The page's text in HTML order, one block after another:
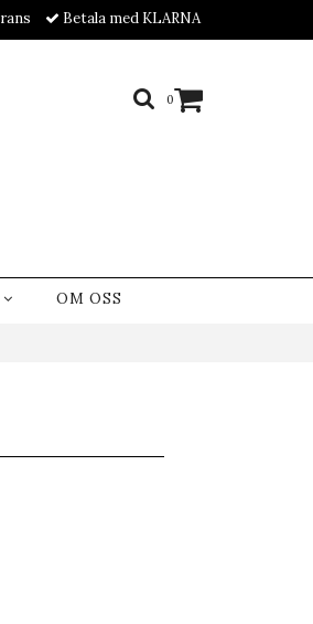
Betala med KLARNA
0
OM OSS